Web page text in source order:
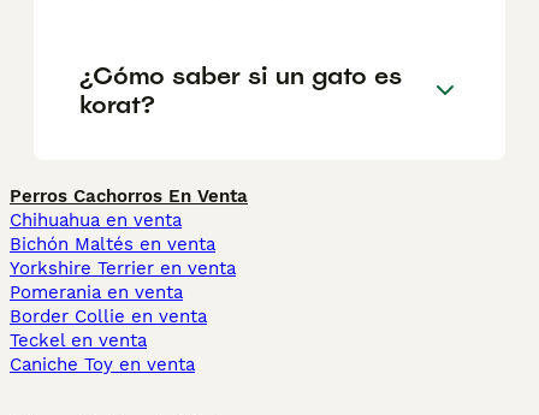
¿Cómo saber si un gato es
korat?
Perros Cachorros En Venta
Chihuahua en venta
Bichón Maltés en venta
Yorkshire Terrier en venta
Pomerania en venta
Border Collie en venta
Teckel en venta
Caniche Toy en venta